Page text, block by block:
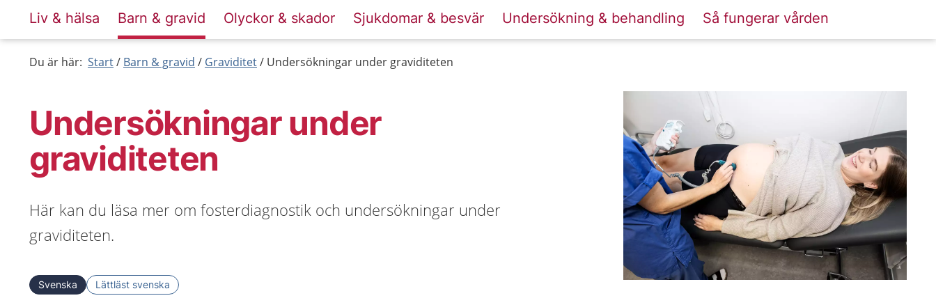
Liv & hälsa Barn & gravid Olyckor & skador Sjukdomar & besvär Undersökning & behandling Så fungerar vården
Du är här: Start Barn & gravid Graviditet Undersökningar under graviditeten
Undersökningar under
graviditeten
Här kan du läsa mer om fosterdiagnostik och undersökningar under
graviditeten.
Svenska Lättläst svenska